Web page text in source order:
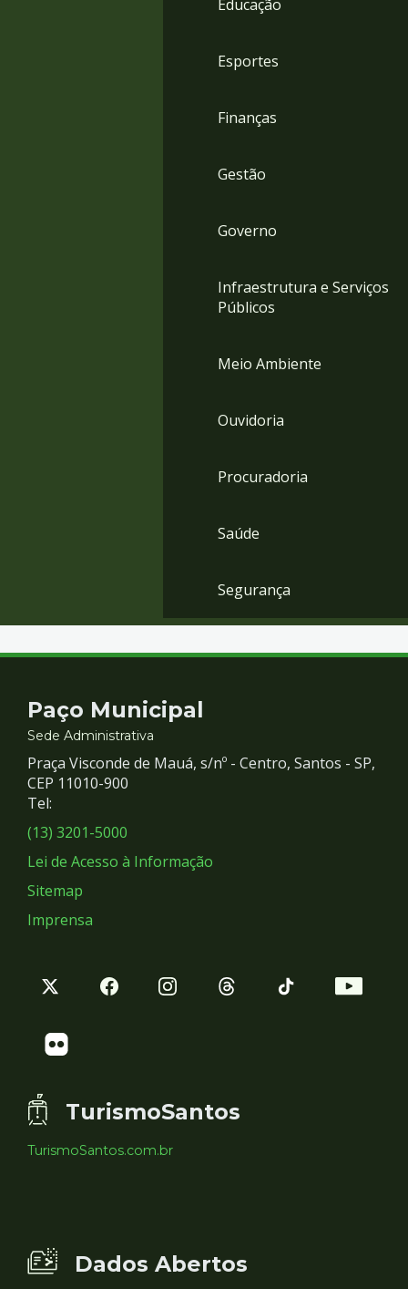
Educação
Esportes
Finanças
Gestão
Governo
Infraestrutura e Serviços
Públicos
Meio Ambiente
Ouvidoria
Procuradoria
Saúde
Segurança
Contato
e
Redes
Sociais
Paço Municipal
Sede Administrativa
Praça Visconde de Mauá, s/nº - Centro, Santos - SP,
CEP 11010-900
Tel:
(13) 3201-5000
Lei de Acesso à Informação
Sitemap
Imprensa
TurismoSantos
TurismoSantos.com.br
Dados Abertos